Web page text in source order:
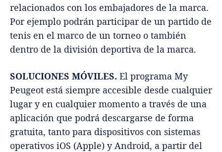
relacionados con los embajadores de la marca.
Por ejemplo podrán participar de un partido de
tenis en el marco de un torneo o también
dentro de la división deportiva de la marca.
SOLUCIONES MÓVILES. El programa My
Peugeot está siempre accesible desde cualquier
lugar y en cualquier momento a través de una
aplicación que podrá descargarse de forma
gratuita, tanto para dispositivos con sistemas
operativos iOS (Apple) y Android, a partir del